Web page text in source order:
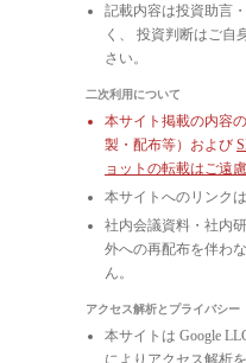
記載内容は投資助言
く、 投資判断はご自
さい。
二次利用について
本サイト掲載の内容
製・配布等）および
ョットの転載はご遠
本サイトへのリンク
社内会議資料・社内
外への再配布を伴わ
ん。
アクセス解析とプライバシー
本サイトは Google
によりアクセス解析